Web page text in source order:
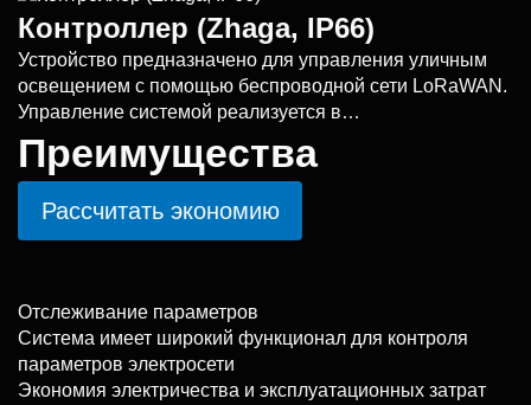
Контроллер (Zhaga, IP66)
Устройство предназначено для управления уличным
освещением с помощью беспроводной сети LoRaWAN.
Управление системой реализуется в…
Преимущества
Рассчитать экономию
Отслеживание параметров
Система имеет широкий функционал для контроля
параметров электросети
Экономия электричества и эксплуатационных затрат